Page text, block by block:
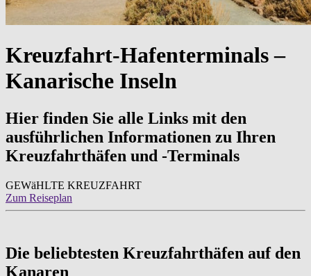
Kreuzfahrt-Hafenterminals –
Kanarische Inseln
Hier finden Sie alle Links mit den
ausführlichen Informationen zu Ihren
Kreuzfahrthäfen und -Terminals
GEWäHLTE KREUZFAHRT
Zum Reiseplan
Die beliebtesten Kreuzfahrthäfen auf den
Kanaren